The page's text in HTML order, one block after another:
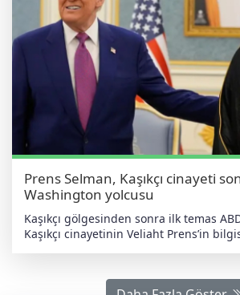
Prens Selman, Kaşıkçı cinayeti
Washington yolcusu
Kaşıkçı gölgesinden sonra ilk temas ABD istihbaratı,
Kaşıkçı cinayetinin Veliaht Prens’in
sorumluluğu” kabul ettiğini söylemişti.